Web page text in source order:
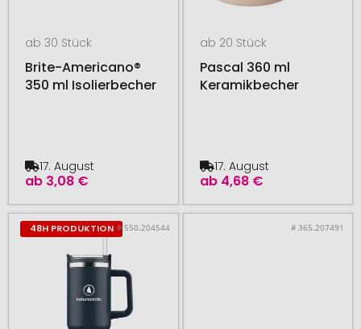
ab 30 Stück
Brite-Americano®
350 ml Isolierbecher
ab 3,08 €
17. August
ab 20 Stück
Pascal 360 ml
Keramikbecher
ab 4,68 €
17. August
48H PRODUKTION # 550.204544 # 365.207491